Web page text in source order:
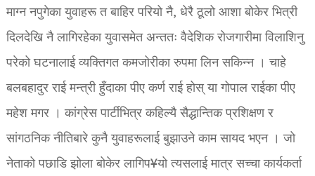
माग्न नपुगेका युवाहरू त बाहिर परियो नै, धेरै ठूलो आशा बोकेर भित्री
दिलदेखि नै लागिरहेका युवासमेत अन्ततः वैदेशिक रोजगारीमा विलाशिनु
परेको घटनालाई व्यक्तिगत कमजोरीका रुपमा लिन सकिन्न । चाहे
बलबहादुर राई मन्त्री हुँदाका पीए कर्ण राई होस् या गोपाल राईका पीए
महेश मगर । कांग्रेस पार्टीभित्र कहिल्यै सैद्धान्तिक प्रशिक्षण र
सांगठनिक नीतिबारे कुनै युवाहरूलाई बुझाउने काम सायद भएन । जो
नेताको पछाडि झोला बोकेर लागिप¥यो त्यसलाई मात्र सच्चा कार्यकर्ता